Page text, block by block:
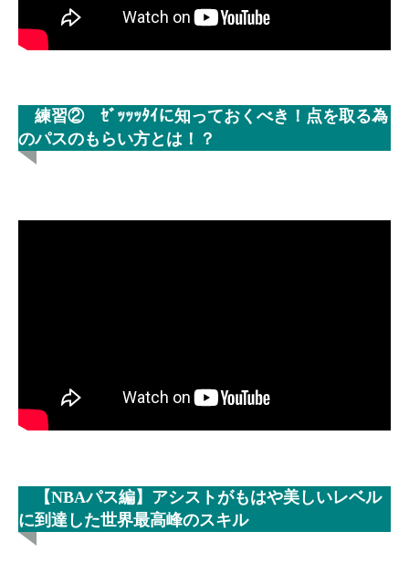
練習② ｾﾞｯｯｯﾀｲに知っておくべき！点を取る為
のパスのもらい方とは！？
【NBAパス編】アシストがもはや美しいレベル
に到達した世界最高峰のスキル